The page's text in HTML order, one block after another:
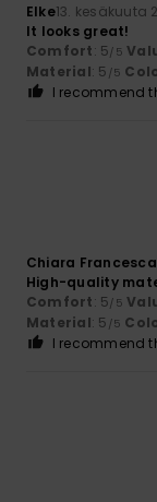
Elke13. kesäkuuta
It looks great!
Comfort: 5/5
Material: 5 /5
I recommend
Chiara Francesca
High-quality
Comfort: 5/5
Material: 5 /5
I recommend